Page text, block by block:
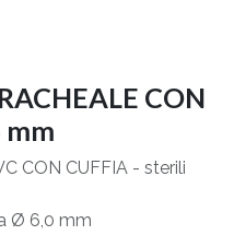
CON
mm
CON CUFFIA - sterili
Ø 6,0 mm